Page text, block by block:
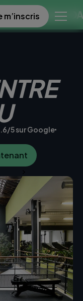
DANS
m’inscris
5 sur Google